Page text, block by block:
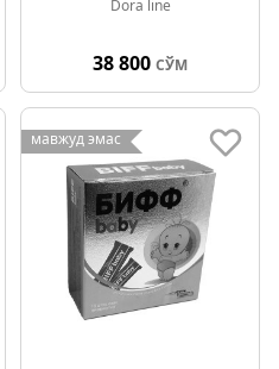
Dora line
38 800 СЎМ
мавжуд эмас